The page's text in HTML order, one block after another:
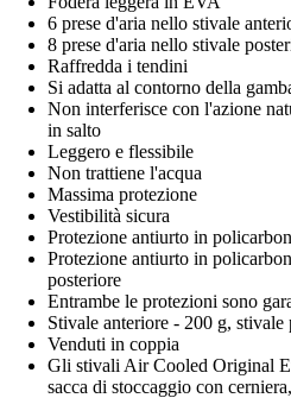
6 prese d'aria nello stivale
8 prese d'aria nello stivale
Raffredda i tendini
Si adatta al contorno della
Non interferisce con l'azione
in salto
Leggero e flessibile
Non trattiene l'acqua
Massima protezione
Vestibilità sicura
Protezione antiurto in
Protezione antiurto in
posteriore
Entrambe le protezioni sono
Stivale anteriore - 200 g, stivale
Venduti in coppia
Gli stivali Air Cooled Original
sacca di stoccaggio con